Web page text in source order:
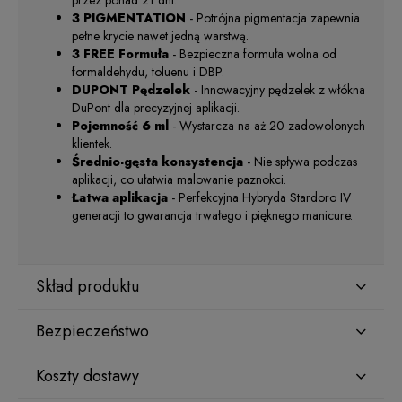
3 PIGMENTATION - Potrójna pigmentacja zapewnia
pełne krycie nawet jedną warstwą.
3 FREE Formuła - Bezpieczna formuła wolna od
formaldehydu, toluenu i DBP.
DUPONT Pędzelek - Innowacyjny pędzelek z włókna
DuPont dla precyzyjnej aplikacji.
Pojemność 6 ml - Wystarcza na aż 20 zadowolonych
klientek.
Średnio-gęsta konsystencja - Nie spływa podczas
aplikacji, co ułatwia malowanie paznokci.
Łatwa aplikacja - Perfekcyjna Hybryda Stardoro IV
generacji to gwarancja trwałego i pięknego manicure.
Skład produktu
77981, CI 77499, CI 74160, CI 77492, CI 77491
Bezpieczeństwo
Producent
Koszty dostawy